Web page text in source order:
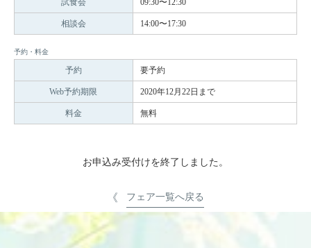
試食会 09:30〜12:30
相談会 14:00〜17:30
予約・料金
予約 要予約
Web予約期限 2020年12月22日まで
料金 無料
お申込み受付けを終了しました。
フェア一覧へ戻る